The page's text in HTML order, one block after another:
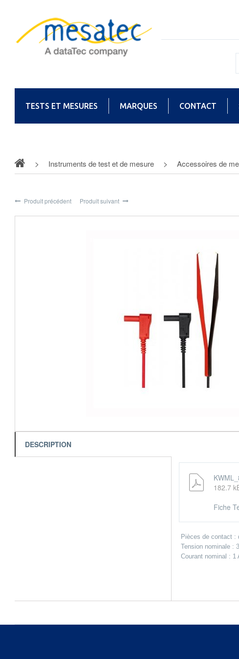
TESTS ET MESURES MARQUES CONTACT
Instruments de test et de mesure Accessoires de
Produit précédent Produit suivant
DESCRIPTION
182.7
Fiche
Pièces de contact :
Tension nominale :
Courant nominal : 1